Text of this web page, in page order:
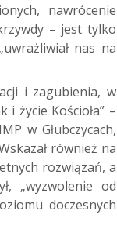
nawrócenie
– jest tylko
nas na
i zagubienia, w
życie Kościoła” –
w Głubczycach,
również na
rozwiązań, a
„wyzwolenie od
doczesnych